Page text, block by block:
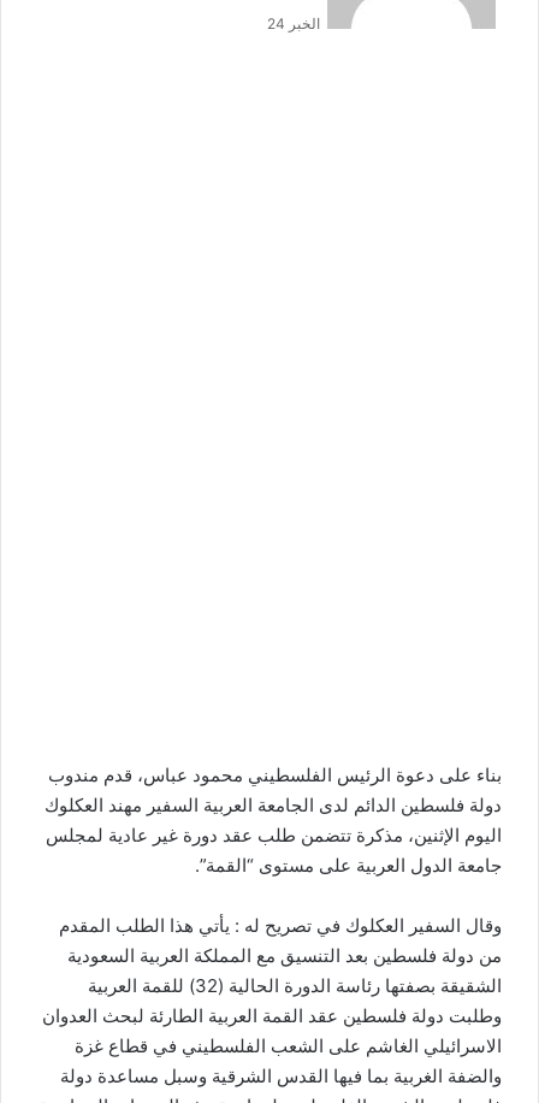
الخبر 24
بناء على دعوة الرئيس الفلسطيني محمود عباس، قدم مندوب
دولة فلسطين الدائم لدى الجامعة العربية السفير مهند العكلوك
اليوم الإثنين، مذكرة تتضمن طلب عقد دورة غير عادية لمجلس
جامعة الدول العربية على مستوى “القمة”.
وقال السفير العكلوك في تصريح له : يأتي هذا الطلب المقدم
من دولة فلسطين بعد التنسيق مع المملكة العربية السعودية
الشقيقة بصفتها رئاسة الدورة الحالية (32) للقمة العربية
وطلبت دولة فلسطين عقد القمة العربية الطارئة لبحث العدوان
الاسرائيلي الغاشم على الشعب الفلسطيني في قطاع غزة
والضفة الغربية بما فيها القدس الشرقية وسبل مساعدة دولة